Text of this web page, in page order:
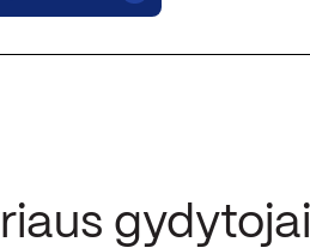
gydytojai